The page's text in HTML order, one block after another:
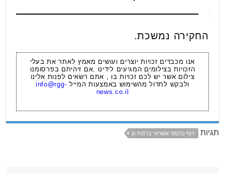
החקירה נמשכת.
אנו מכבדים זכויות יוצרים ועושים מאמץ לאתר את בעלי
הזכויות בצילומים המגיעים לידינו .אם זיהיתם בפרסומנו
צילום אשר יש לכם זכויות בו , אתם רשאים לפנות אלינו
ולבקש לחדול מהשימוש באמצעות המייל info@rgg-
news.co.il
תגיות זיוף כרטסי אשראי ברמת גן